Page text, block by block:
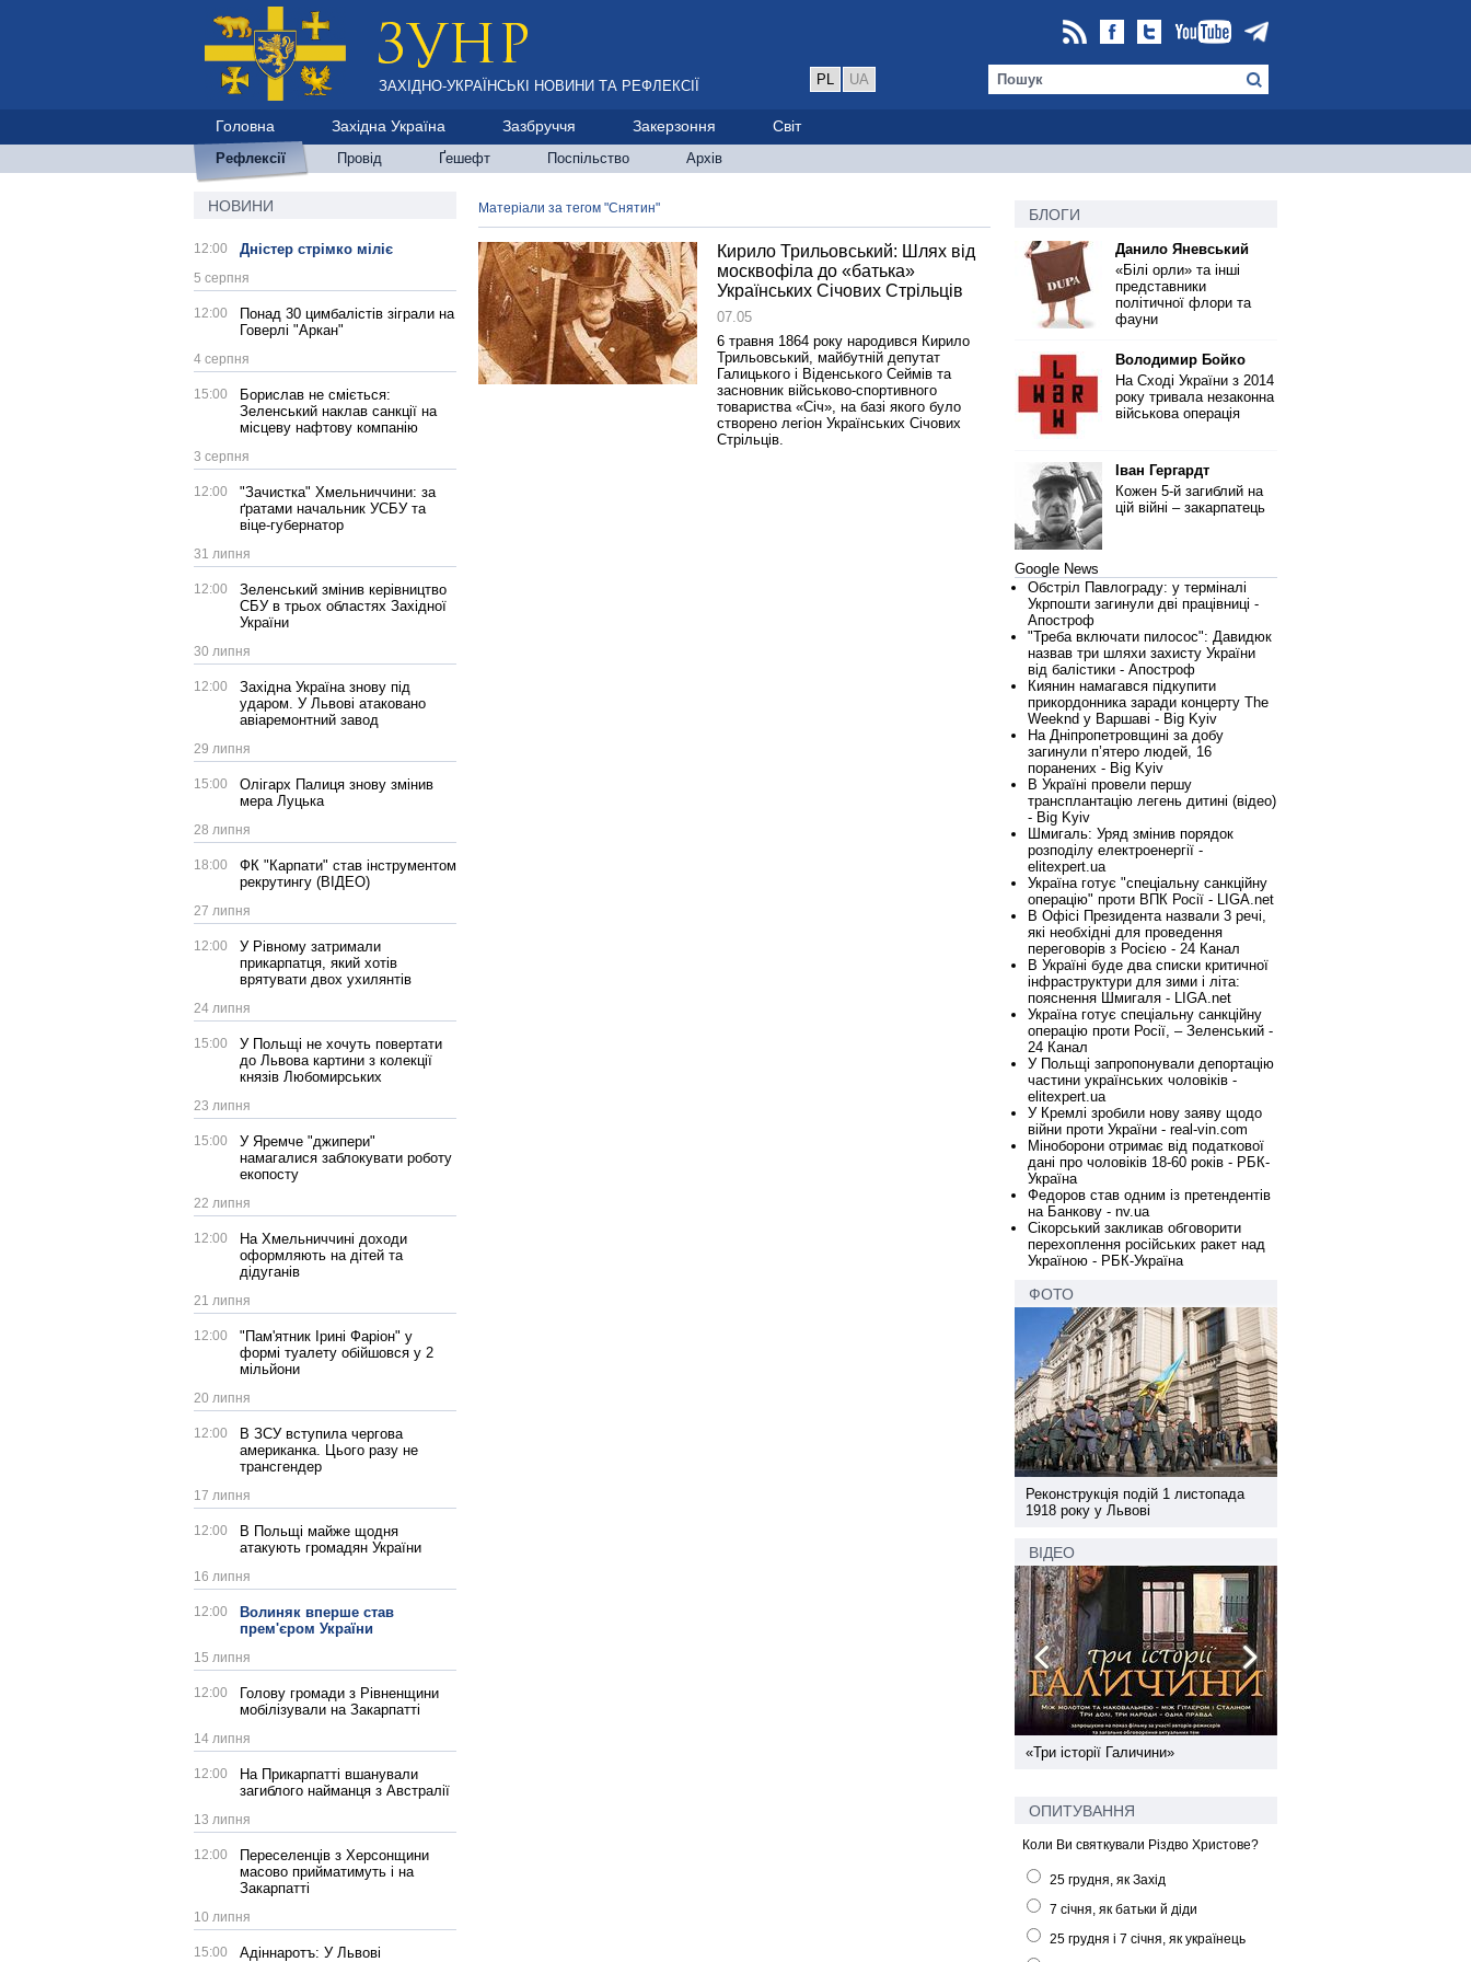
ЗАХІДНО-УКРАЇНСЬКІ НОВИНИ ТА РЕФЛЕКСІЇ PL UA
Головна Західна Україна Зазбруччя Закерзоння Світ
Рефлексії Провід Ґешефт Поспільство Архів
НОВИНИ
12:00 Дністер стрімко міліє
5 серпня
12:00
Понад 30 цимбалістів зіграли на
Говерлі "Аркан"
4 серпня
15:00
Борислав не сміється:
Зеленський наклав санкції на
місцеву нафтову компанію
3 серпня
12:00
"Зачистка" Хмельниччини: за
ґратами начальник УСБУ та
віце-губернатор
31 липня
12:00
Зеленський змінив керівництво
СБУ в трьох областях Західної
України
30 липня
12:00
Західна Україна знову під
ударом. У Львові атаковано
авіаремонтний завод
29 липня
15:00
Олігарх Палиця знову змінив
мера Луцька
28 липня
18:00
ФК "Карпати" став інструментом
рекрутингу (ВІДЕО)
27 липня
12:00
У Рівному затримали
прикарпатця, який хотів
врятувати двох ухилянтів
24 липня
15:00
У Польщі не хочуть повертати
до Львова картини з колекції
князів Любомирських
23 липня
15:00
У Яремче "джипери"
намагалися заблокувати роботу
екопосту
22 липня
12:00
На Хмельниччині доходи
оформляють на дітей та
дідуганів
21 липня
12:00
"Пам'ятник Ірині Фаріон" у
формі туалету обійшовся у 2
мільйони
20 липня
12:00
В ЗСУ вступила чергова
американка. Цього разу не
трансгендер
17 липня
12:00
В Польщі майже щодня
атакують громадян України
16 липня
12:00
Волиняк вперше став
прем'єром України
15 липня
12:00
Голову громади з Рівненщини
мобілізували на Закарпатті
14 липня
12:00
На Прикарпатті вшанували
загиблого найманця з Австралії
13 липня
12:00
Переселенців з Херсонщини
масово прийматимуть і на
Закарпатті
10 липня
15:00
Адіннаротъ: У Львові
Матеріали за тегом "Снятин"
Кирило Трильовський: Шлях від
москвофіла до «батька»
Українських Січових Стрільців
07.05
6 травня 1864 року народився Кирило
Трильовський, майбутній депутат
Галицького і Віденського Сеймів та
засновник військово-спортивного
товариства «Січ», на базі якого було
створено легіон Українських Січових
Стрільців.
БЛОГИ
Данило Яневський
«Білі орли» та інші
представники
політичної флори та
фауни
Володимир Бойко
На Сході України з 2014
року тривала незаконна
військова операція
Іван Гергардт
Кожен 5-й загиблий на
цій війні – закарпатець
Google News
Обстріл Павлограду: у терміналі
Укрпошти загинули дві працівниці -
Апостроф
"Треба включати пилосос": Давидюк
назвав три шляхи захисту України
від балістики - Апостроф
Киянин намагався підкупити
прикордонника заради концерту The
Weeknd у Варшаві - Big Kyiv
На Дніпропетровщині за добу
загинули п’ятеро людей, 16
поранених - Big Kyiv
В Україні провели першу
трансплантацію легень дитині (відео)
- Big Kyiv
Шмигаль: Уряд змінив порядок
розподілу електроенергії -
elitexpert.ua
Україна готує "спеціальну санкційну
операцію" проти ВПК Росії - LIGA.net
В Офісі Президента назвали 3 речі,
які необхідні для проведення
переговорів з Росією - 24 Канал
В Україні буде два списки критичної
інфраструктури для зими і літа:
пояснення Шмигаля - LIGA.net
Україна готує спеціальну санкційну
операцію проти Росії, – Зеленський -
24 Канал
У Польщі запропонували депортацію
частини українських чоловіків -
elitexpert.ua
У Кремлі зробили нову заяву щодо
війни проти України - real-vin.com
Міноборони отримає від податкової
дані про чоловіків 18-60 років - РБК-
Україна
Федоров став одним із претендентів
на Банкову - nv.ua
Сікорський закликав обговорити
перехоплення російських ракет над
Україною - РБК-Україна
ФОТО
Реконструкція подій 1 листопада
1918 року у Львові
ВІДЕО
«Три історії Галичини»
ОПИТУВАННЯ
Коли Ви святкували Різдво Христове?
25 грудня, як Захід
7 січня, як батьки й діди
25 грудня і 7 січня, як українець